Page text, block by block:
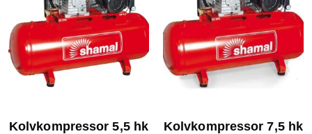
Kolvkompressor 5,5 hk
Kolvkompressor 7,5 hk